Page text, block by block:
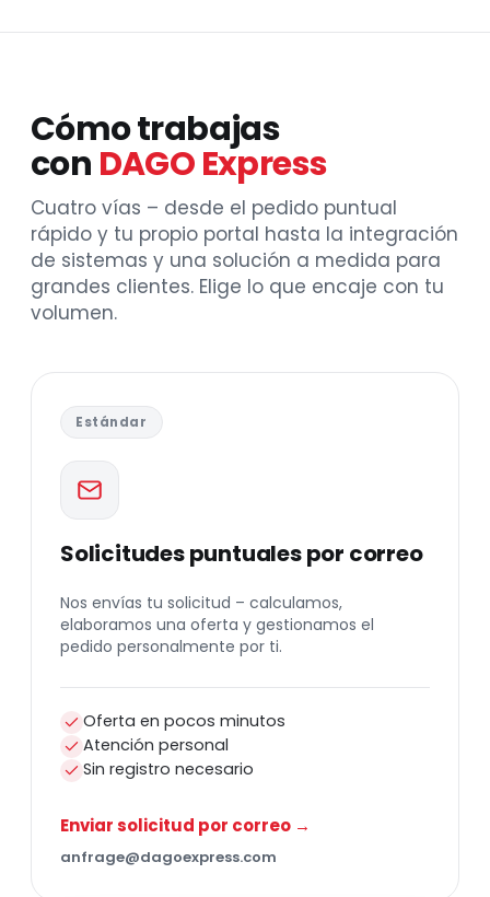
Cómo trabajas
con DAGO Express
Cuatro vías – desde el pedido puntual
rápido y tu propio portal hasta la integración
de sistemas y una solución a medida para
grandes clientes. Elige lo que encaje con tu
volumen.
Estándar
Solicitudes puntuales por correo
Nos envías tu solicitud – calculamos,
elaboramos una oferta y gestionamos el
pedido personalmente por ti.
Oferta en pocos minutos
Atención personal
Sin registro necesario
Enviar solicitud por correo →
anfrage@dagoexpress.com